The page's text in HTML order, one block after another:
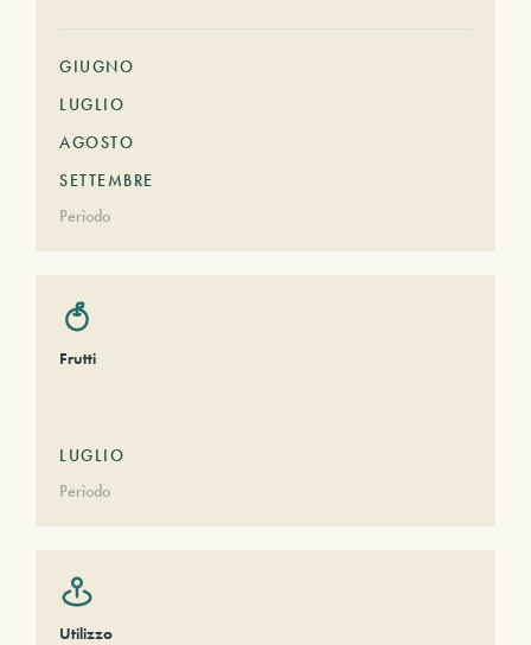
GIUGNO
LUGLIO
AGOSTO
SETTEMBRE
Periodo
Frutti
LUGLIO
Periodo
Utilizzo